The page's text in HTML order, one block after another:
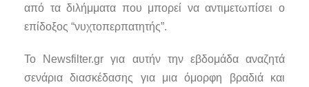
από τα διλήμματα που μπορεί να αντιμετωπίσει ο
επίδοξος “νυχτοπερπατητής”.
Το Newsfilter.gr για αυτήν την εβδομάδα αναζητά
σενάρια διασκέδασης για μια όμορφη βραδιά και